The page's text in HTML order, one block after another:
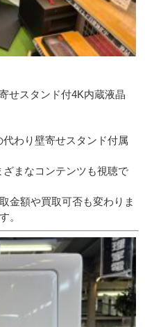
スタンド付4K内蔵液晶
わり壁寄せスタンド付属
まなコンテンツも視聴で
金額や買取可否も変わりま
。